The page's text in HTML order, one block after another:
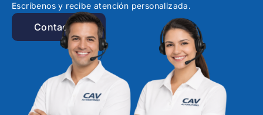
Escríbenos y recibe atención personalizada.
Contactar!